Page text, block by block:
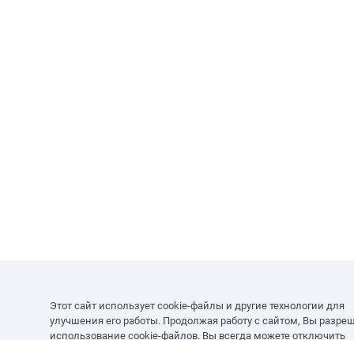
Этот сайт использует cookie-файлы и другие технологии для
улучшения его работы. Продолжая работу с сайтом, Вы
использование cookie-файлов. Вы всегда можете отключить